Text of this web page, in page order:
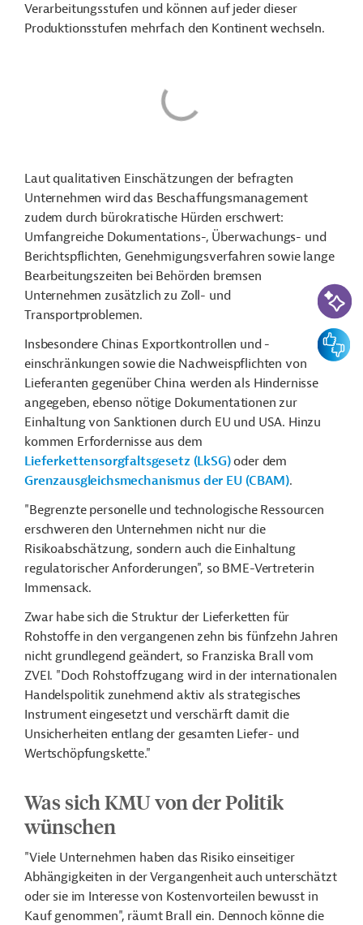
Verarbeitungsstufen und können auf jeder dieser
Produktionsstufen mehrfach den Kontinent wechseln.
Laut qualitativen Einschätzungen der befragten
Unternehmen wird das Beschaffungsmanagement
zudem durch bürokratische Hürden erschwert:
Umfangreiche Dokumentations-, Überwachungs- und
Berichtspflichten, Genehmigungsverfahren sowie lange
Bearbeitungszeiten bei Behörden bremsen
Unternehmen zusätzlich zu Zoll- und
Transportproblemen.
Insbesondere Chinas Exportkontrollen und -
einschränkungen sowie die Nachweispflichten von
Lieferanten gegenüber China werden als Hindernisse
angegeben, ebenso nötige Dokumentationen zur
Einhaltung von Sanktionen durch EU und USA. Hinzu
kommen Erfordernisse aus dem
Lieferkettensorgfaltsgesetz (LkSG)oder dem
Grenzausgleichsmechanismus der EU (CBAM).
"Begrenzte personelle und technologische Ressourcen
erschweren den Unternehmen nicht nur die
Risikoabschätzung, sondern auch die Einhaltung
regulatorischer Anforderungen", so BME-Vertreterin
Immensack.
Zwar habe sich die Struktur der Lieferketten für
Rohstoffe in den vergangenen zehn bis fünfzehn Jahren
nicht grundlegend geändert, so Franziska Brall vom
ZVEI. "Doch Rohstoffzugang wird in der internationalen
Handelspolitik zunehmend aktiv als strategisches
Instrument eingesetzt und verschärft damit die
Unsicherheiten entlang der gesamten Liefer- und
Wertschöpfungskette."
Was sich KMU von der Politik
wünschen
"Viele Unternehmen haben das Risiko einseitiger
Abhängigkeiten in der Vergangenheit auch unterschätzt
oder sie im Interesse von Kostenvorteilen bewusst in
Kauf genommen", räumt Brall ein. Dennoch könne die
KI-